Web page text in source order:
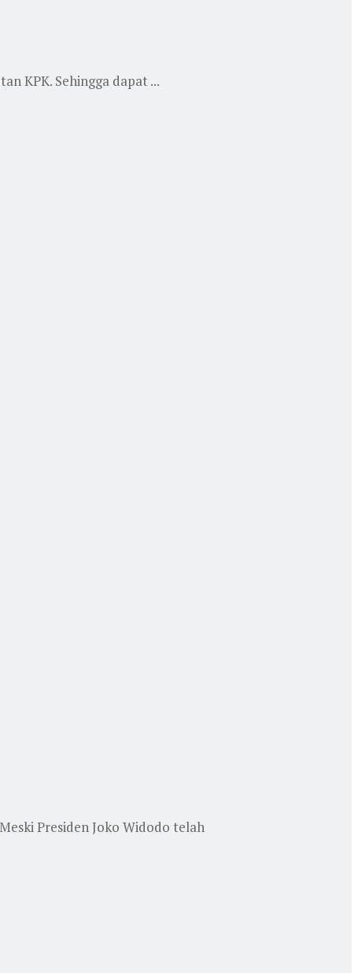
KPK. Sehingga dapat ...
Presiden Joko Widodo telah